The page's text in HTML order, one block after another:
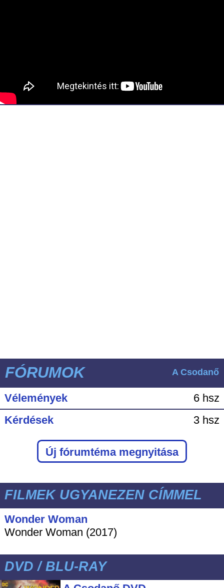
FÓRUMOK A Csodanő
Vélemények
6 hsz
Kérdések
3 hsz
Új fórumtéma megnyitása
FILMEK UGYANEZEN CÍMMEL
Wonder Woman
Wonder Woman (2017)
DVD / BLU-RAY